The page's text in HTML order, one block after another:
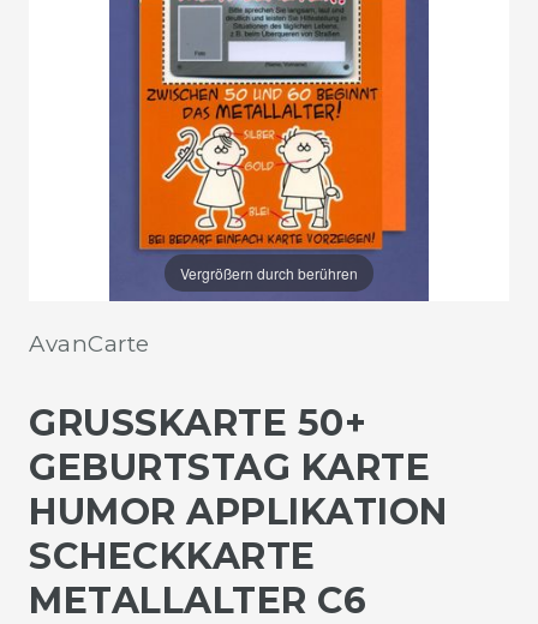
Vergrößern durch berühren
AvanCarte
GRUSSKARTE 50+ G
EBURTSTAG KARTE H
UMOR APPLIKATION S
CHECKKARTE M
ETALLALTER C6